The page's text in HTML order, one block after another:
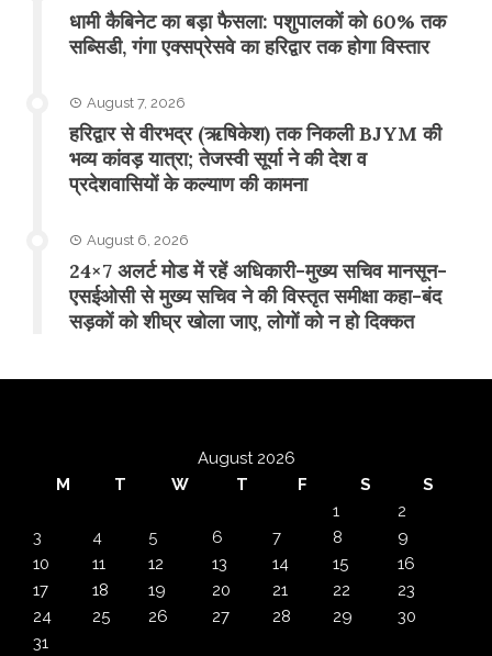
​धामी कैबिनेट का बड़ा फैसला: पशुपालकों को 60% तक
सब्सिडी, गंगा एक्सप्रेसवे का हरिद्वार तक होगा विस्तार
August 7, 2026
​हरिद्वार से वीरभद्र (ऋषिकेश) तक निकली BJYM की
भव्य कांवड़ यात्रा; तेजस्वी सूर्या ने की देश व
प्रदेशवासियों के कल्याण की कामना
August 6, 2026
24×7 अलर्ट मोड में रहें अधिकारी-मुख्य सचिव मानसून-
एसईओसी से मुख्य सचिव ने की विस्तृत समीक्षा कहा-बंद
सड़कों को शीघ्र खोला जाए, लोगों को न हो दिक्कत
August 2026
M
T W T F S
S
1
2
3
4 5 6 7 8
9
10
11 12 13 14 15
16
17
18 19 20 21 22
23
24
25 26 27 28 29
30
31